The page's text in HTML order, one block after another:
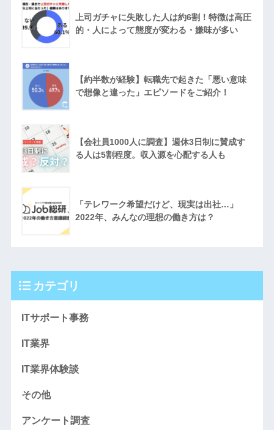
上司ガチャに失敗した人は約6割！特徴は高圧
的・人によって態度が変わる・嫌味が多い
【約半数が経験】転職先で起きた「悪い意味
で想像と違った」エピソードをご紹介！
【会社員1000人に調査】週休3日制に賛成す
る人は5割程度。収入源を心配する人も
「テレワーク希望だけど、現実は出社…」
2022年、みんなの理想の働き方は？
カテゴリ
ITサポート事務
IT業界
IT業界体験談
その他
アンケート調査